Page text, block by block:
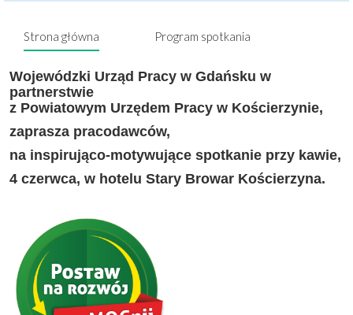
Strona główna Program spotkania
Wojewódzki Urząd Pracy w Gdańsku w
partnerstwie
z Powiatowym Urzędem Pracy w Kościerzynie,
zaprasza pracodawców,
na inspirująco-motywujące spotkanie przy kawie,
4 czerwca, w hotelu Stary Browar Kościerzyna.